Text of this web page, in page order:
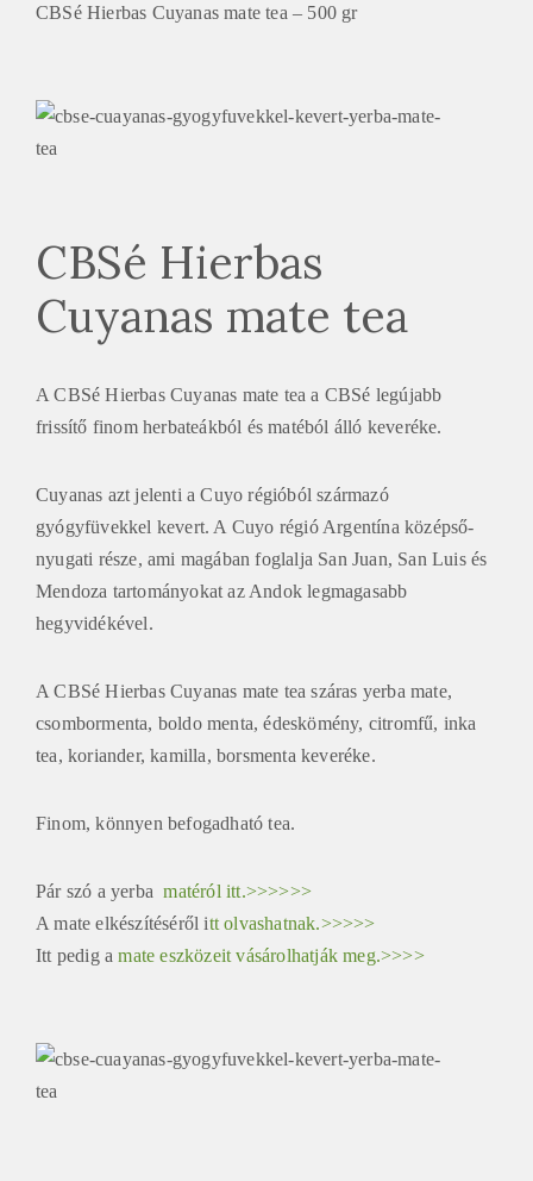
CBSé Hierbas Cuyanas mate tea – 500 gr
CBSé Hierbas
Cuyanas mate tea
A CBSé Hierbas Cuyanas mate tea a CBSé legújabb
frissítő finom herbateákból és matéból álló keveréke.
Cuyanas azt jelenti a Cuyo régióból származó
gyógyfüvekkel kevert. A Cuyo régió Argentína középső-
nyugati része, ami magában foglalja San Juan, San Luis és
Mendoza tartományokat az Andok legmagasabb
hegyvidékével.
A CBSé Hierbas Cuyanas mate tea száras yerba mate,
csombormenta, boldo menta, édeskömény, citromfű, inka
tea, koriander, kamilla, borsmenta keveréke.
Finom, könnyen befogadható tea.
Pár szó a yerba matéról itt.>>>>>>
A mate elkészítéséről itt olvashatnak.>>>>>
Itt pedig amate eszközeit vásárolhatják meg.>>>>